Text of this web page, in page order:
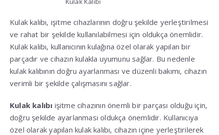
Kulak kalıbı, işitme cihazlarının doğru şekilde yerleştirilmesi
ve rahat bir şekilde kullanılabilmesi için oldukça önemlidir.
Kulak kalıbı, kullanıcının kulağına özel olarak yapılan bir
parçadır ve cihazın kulakla uyumunu sağlar. Bu nedenle
kulak kalıbının doğru ayarlanması ve düzenli bakımı, cihazın
verimli bir şekilde çalışmasını sağlar.
Kulak kalıbı işitme cihazının önemli bir parçası olduğu için,
doğru şekilde ayarlanması oldukça önemlidir. Kullanıcıya
özel olarak yapılan kulak kalıbı, cihazın içine yerleştirilerek